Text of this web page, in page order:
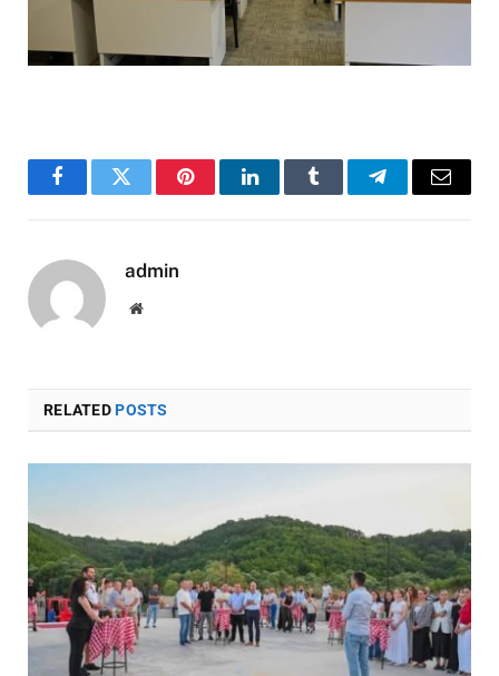
FacebookTwitter PinterestLinkedInTumblr TelegramEmail
admin
Website
RELATEDPOSTS